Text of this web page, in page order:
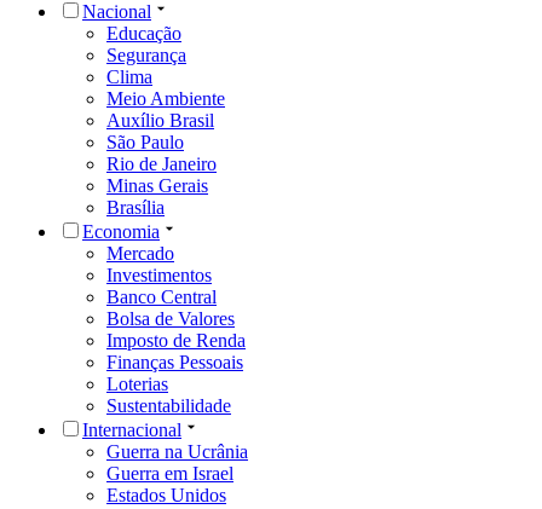
Nacional
Educação
Segurança
Clima
Meio Ambiente
Auxílio Brasil
São Paulo
Rio de Janeiro
Minas Gerais
Brasília
Economia
Mercado
Investimentos
Banco Central
Bolsa de Valores
Imposto de Renda
Finanças Pessoais
Loterias
Sustentabilidade
Internacional
Guerra na Ucrânia
Guerra em Israel
Estados Unidos